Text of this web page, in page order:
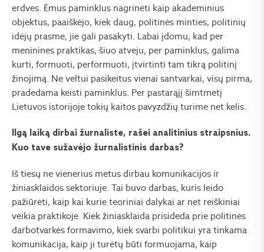
erdves. Ėmus paminklus nagrinėti kaip akademinius
objektus, paaiškėjo, kiek daug, politinės minties, politinių
idėjų prasme, jie gali pasakyti. Labai įdomu, kad per
meninines praktikas, šiuo atveju, per paminklus, galima
kurti, formuoti, performuoti, įtvirtinti tam tikrą politinį
žinojimą. Ne veltui pasikeitus vienai santvarkai, visų pirma,
pradedama keisti paminklus. Per pastarąjį šimtmetį
Lietuvos istorijoje tokių kaitos pavyzdžių turime net kelis.
Ilgą laiką dirbai žurnaliste, rašei analitinius straipsnius.
Kuo tave sužavėjo žurnalistinis darbas?
Iš tiesų ne vienerius metus dirbau komunikacijos ir
žiniasklaidos sektoriuje. Tai buvo darbas, kuris leido
pažiūrėti, kaip kai kurie teoriniai dalykai ar net reiškiniai
veikia praktikoje. Kiek žiniasklaida prisideda prie politinės
darbotvarkės formavimo, kiek svarbi politikui yra tinkama
komunikacija, kaip ji turėtų būti formuojama, kaip